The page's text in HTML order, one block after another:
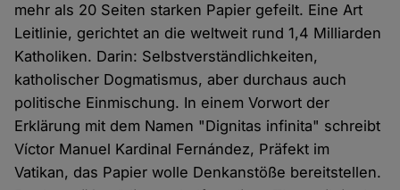
mehr als 20 Seiten starken Papier gefeilt. Eine Art
Leitlinie, gerichtet an die weltweit rund 1,4 Milliarden
Katholiken. Darin: Selbstverständlichkeiten,
katholischer Dogmatismus, aber durchaus auch
politische Einmischung. In einem Vorwort der
Erklärung mit dem Namen "Dignitas infinita" schreibt
Víctor Manuel Kardinal Fernández, Präfekt im
Vatikan, das Papier wolle Denkanstöße bereitstellen.